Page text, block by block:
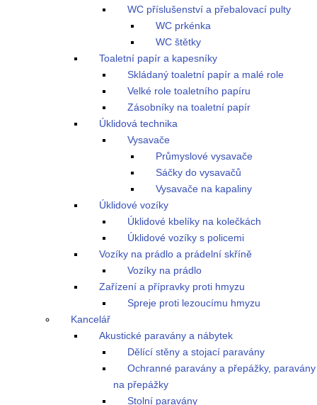
WC příslušenství a přebalovací pulty
WC prkénka
WC štětky
Toaletní papír a kapesníky
Skládaný toaletní papír a malé role
Velké role toaletního papíru
Zásobníky na toaletní papír
Úklidová technika
Vysavače
Průmyslové vysavače
Sáčky do vysavačů
Vysavače na kapaliny
Úklidové vozíky
Úklidové kbelíky na kolečkách
Úklidové vozíky s policemi
Vozíky na prádlo a prádelní skříně
Vozíky na prádlo
Zařízení a přípravky proti hmyzu
Spreje proti lezoucímu hmyzu
Kancelář
Akustické paravány a nábytek
Dělící stěny a stojací paravány
Ochranné paravány a přepážky, paravány
na přepážky
Stolní paravány